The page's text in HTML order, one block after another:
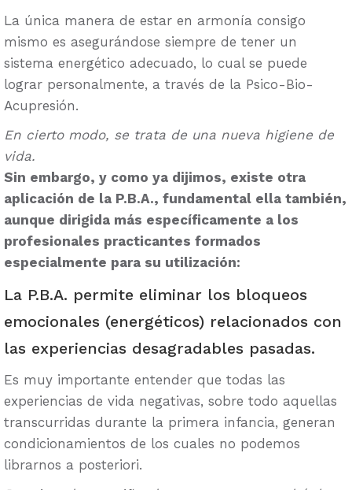
La única manera de estar en armonía consigo
mismo es asegurándose siempre de tener un
sistema energético adecuado, lo cual se puede
lograr personalmente, a través de la Psico-Bio-
Acupresión.
En cierto modo, se trata de una nueva higiene de
vida.
Sin embargo, y como ya dijimos, existe otra
aplicación de la P.B.A., fundamental ella también,
aunque dirigida más específicamente a los
profesionales practicantes formados
especialmente para su utilización:
La P.B.A. permite eliminar los bloqueos
emocionales (energéticos) relacionados con
las experiencias desagradables pasadas.
Es muy importante entender que todas las
experiencias de vida negativas, sobre todo aquellas
transcurridas durante la primera infancia, generan
condicionamientos de los cuales no podemos
librarnos a posteriori.